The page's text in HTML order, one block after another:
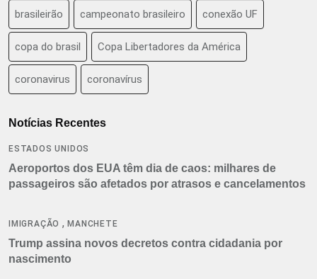
brasileirão campeonato brasileiro conexão UF
copa do brasil Copa Libertadores da América
coronavirus coronavírus
Notícias Recentes
ESTADOS UNIDOS
Aeroportos dos EUA têm dia de caos: milhares de
passageiros são afetados por atrasos e cancelamentos
IMIGRAÇÃO ,MANCHETE
Trump assina novos decretos contra cidadania por
nascimento